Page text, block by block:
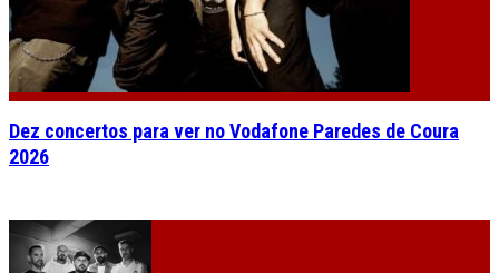
Dez concertos para ver no Vodafone Paredes de Coura
2026